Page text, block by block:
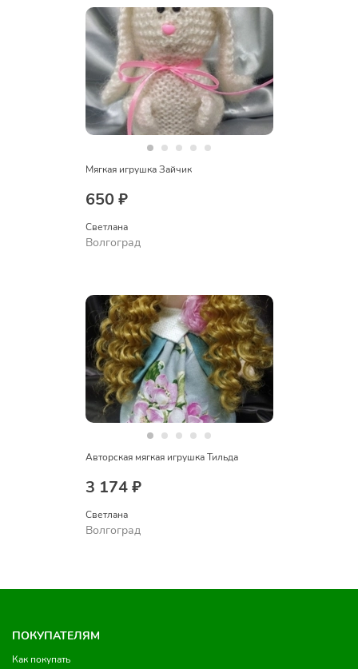
Мягкая игрушка Зайчик
650 ₽
Светлана
Волгоград
Авторская мягкая игрушка Тильда
3 174 ₽
Светлана
Волгоград
ПОКУПАТЕЛЯМ
Как покупать